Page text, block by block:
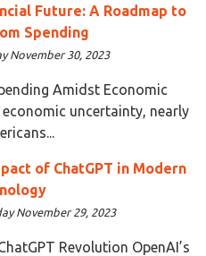
Future: A Roadmap to
Spending
November 30, 2023
Amidst Economic
uncertainty, nearly
of ChatGPT in Modern
November 29, 2023
Revolution OpenAI’s